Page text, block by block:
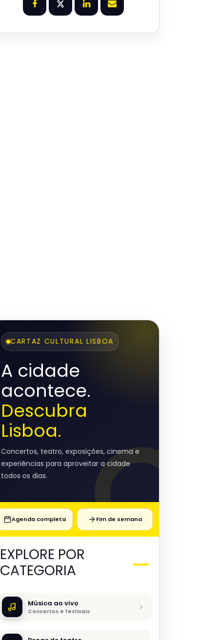
CARTAZ CULTURAL LISBOA
A cidade
acontece.
Descubra
Lisboa.
Concertos, teatro, exposições, cinema e
experiências para aproveitar a cidade
todos os dias.
Agenda completa Fim de semana
EXPLORE POR
CATEGORIA
Música ao vivo
Concertos e festivais